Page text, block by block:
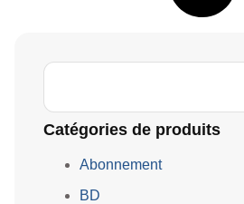
Catégories de produits
Abonnement
BD